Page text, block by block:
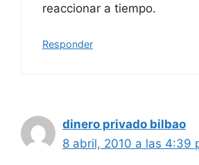
reaccionar a tiempo.
Responder
dinero privado bilbao
8 abril, 2010 a las 4:39